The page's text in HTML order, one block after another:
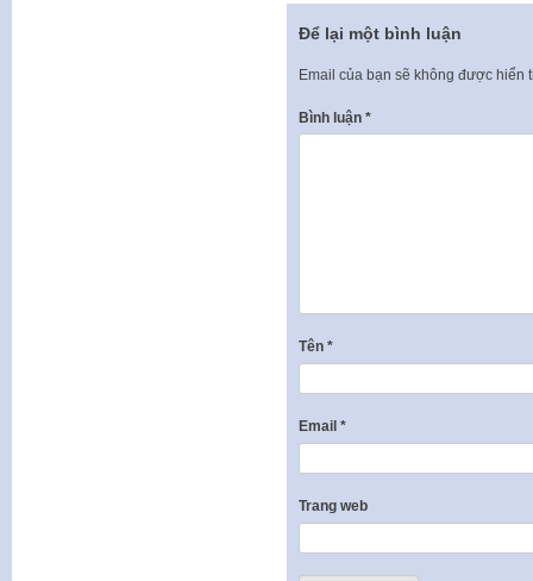
Để lại một bình luận
Email của bạn sẽ không được hiển
Bình luận *
Tên *
Email *
Trang web